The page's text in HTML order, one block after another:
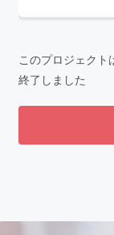
このプロジェクト
終了しました